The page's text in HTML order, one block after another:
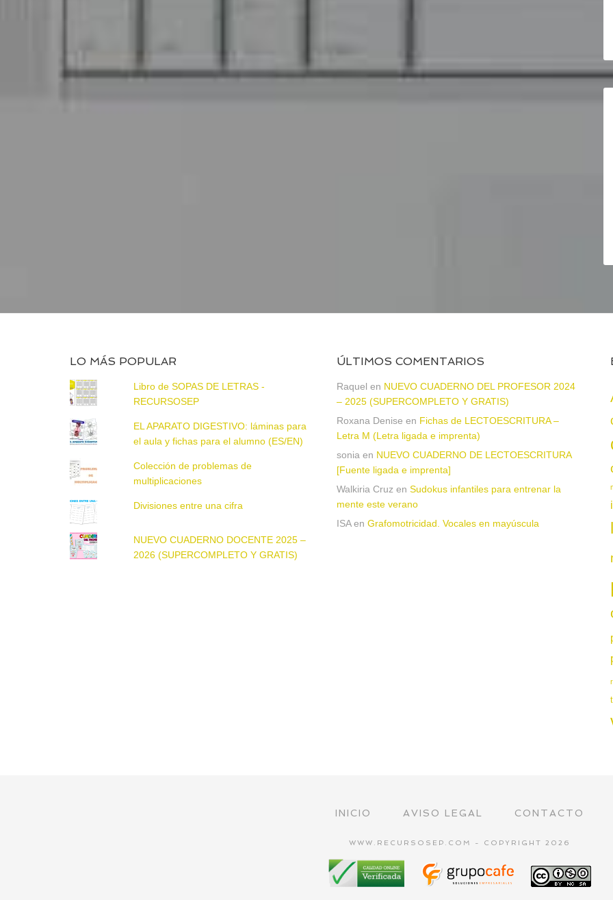
LO MÁS POPULAR
Libro de SOPAS DE LETRAS -
RECURSOSEP
EL APARATO DIGESTIVO: láminas para
el aula y fichas para el alumno (ES/EN)
Colección de problemas de
multiplicaciones
Divisiones entre una cifra
NUEVO CUADERNO DOCENTE 2025 –
2026 (SUPERCOMPLETO Y GRATIS)
ÚLTIMOS COMENTARIOS
Raquel en NUEVO CUADERNO DEL PROFESOR 2024
– 2025 (SUPERCOMPLETO Y GRATIS)
Roxana Denise en Fichas de LECTOESCRITURA –
Letra M (Letra ligada e imprenta)
sonia en NUEVO CUADERNO DE LECTOESCRITURA
[Fuente ligada e imprenta]
Walkiria Cruz en Sudokus infantiles para entrenar la
mente este verano
ISAen Grafomotricidad. Vocales en mayúscula
INICIO AVISO LEGAL CONTACTO
WWW.RECURSOSEP.COM - COPYRIGHT 2026